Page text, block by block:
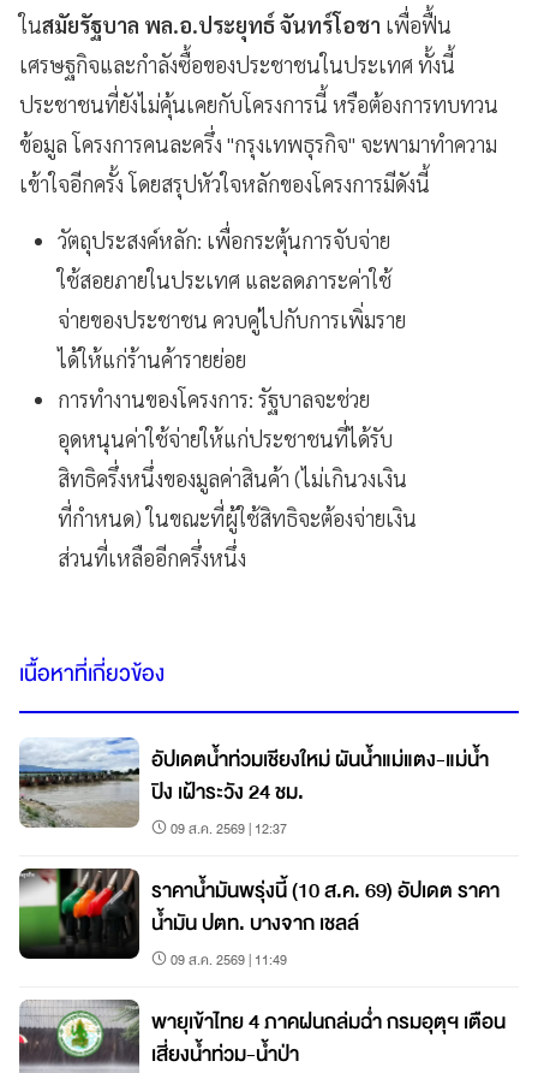
ในสมัยรัฐบาล พล.อ.ประยุทธ์ จันทร์โอชา เพื่อฟื้น
เศรษฐกิจและกำลังซื้อของประชาชนในประเทศ ทั้งนี้
ประชาชนที่ยังไม่คุ้นเคยกับโครงการนี้ หรือต้องการทบทวน
ข้อมูล โครงการคนละครึ่ง "กรุงเทพธุรกิจ" จะพามาทำความ
เข้าใจอีกครั้ง โดยสรุปหัวใจหลักของโครงการมีดังนี้
วัตถุประสงค์หลัก: เพื่อกระตุ้นการจับจ่าย
ใช้สอยภายในประเทศ และลดภาระค่าใช้
จ่ายของประชาชน ควบคู่ไปกับการเพิ่มราย
ได้ให้แก่ร้านค้ารายย่อย
การทำงานของโครงการ: รัฐบาลจะช่วย
อุดหนุนค่าใช้จ่ายให้แก่ประชาชนที่ได้รับ
สิทธิครึ่งหนึ่งของมูลค่าสินค้า (ไม่เกินวงเงิน
ที่กำหนด) ในขณะที่ผู้ใช้สิทธิจะต้องจ่ายเงิน
ส่วนที่เหลืออีกครึ่งหนึ่ง
เนื้อหาที่เกี่ยวข้อง
อัปเดตน้ำท่วมเชียงใหม่ ผันน้ำแม่แตง-แม่น้ำ
ปิง เฝ้าระวัง 24 ชม.
09 ส.ค. 2569 | 12:37
ราคาน้ำมันพรุ่งนี้ (10 ส.ค. 69) อัปเดต ราคา
น้ำมัน ปตท. บางจาก เชลล์
09 ส.ค. 2569 | 11:49
พายุเข้าไทย 4 ภาคฝนถล่มฉ่ำ กรมอุตุฯ เตือน
เสี่ยงน้ำท่วม-น้ำป่า